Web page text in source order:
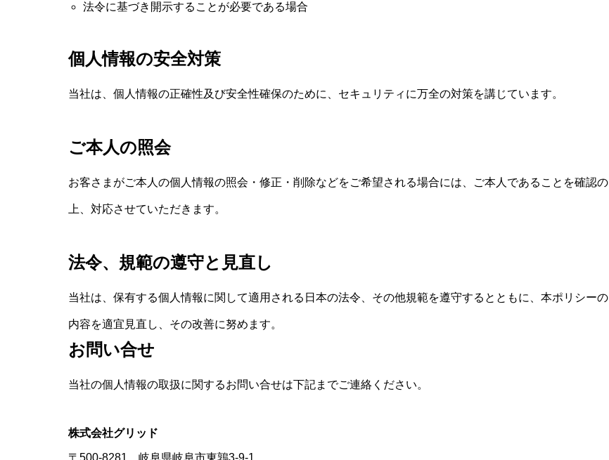
法令に基づき開示することが必要である場合
個人情報の安全対策
当社は、個人情報の正確性及び安全性確保のために、セキュリティに万全の対策を講じています。
ご本人の照会
お客さまがご本人の個人情報の照会・修正・削除などをご希望される場合には、ご本人であることを確認の
上、対応させていただきます。
法令、規範の遵守と見直し
当社は、保有する個人情報に関して適用される日本の法令、その他規範を遵守するとともに、本ポリシーの
内容を適宜見直し、その改善に努めます。
お問い合せ
当社の個人情報の取扱に関するお問い合せは下記までご連絡ください。
株式会社グリッド
〒500-8281 岐阜県岐阜市東鶉3-9-1